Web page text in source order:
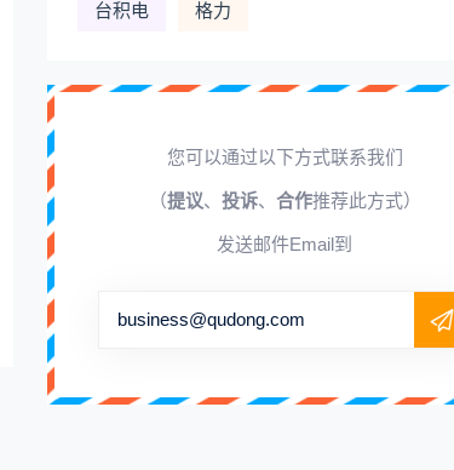
台积电 格力
您可以通过以下方式联系我们
（提议、 投诉、 合作推荐此方式）
发送邮件Email到
business@qudong.com